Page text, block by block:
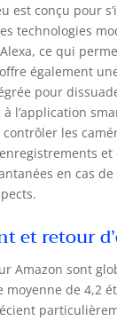
10
Pour
caméras
ASIN :
Audio
est conçu pour
technologies
ce qui
également
pour
l’application
les
et
en cas
et retour
Amazon sont
moyenne de 4,2